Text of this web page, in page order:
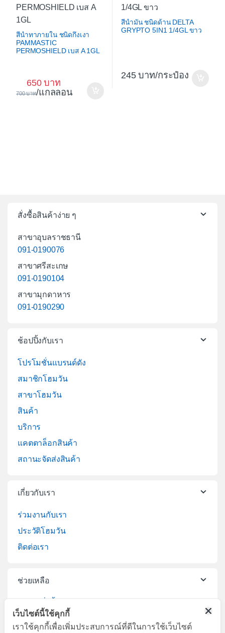
สีน้ำทาภายใน ชนิดกึ่งเงา
PAMMASTIC
PERMOSHIELD เบส A 1GL
650
700 /แกลลอน
สีน้ำมัน ชนิดด้าน DELTA
GRYPTO 5IN1 1/4GL ขาว
245 /กระป๋อง
สั่งซื้อสินค้าง่าย ๆ
สาขาอุบลราชธานี
091-0190076
สาขาศรีสะเกษ
091-0190104
สาขามุกดาหาร
091-0190290
ช้อปปิ้งกับเรา
โปรโมชั่นแบรนด์ดัง
สมาชิกโฮมวัน
สาขาโฮมวัน
สินค้า
บริการ
แคตตาล็อกสินค้า
สถานะจัดส่งสินค้า
เกี่ยวกับเรา
ร่วมงานกับเรา
ประวัติโฮมวัน
ติดต่อเรา
ช่วยเหลือ
บริการจัดส่งสินค้า
เว็บไซต์นี้ใช้คุกกี้
เราใช้คุกกี้เพื่อเพิ่มประสบการณ์ที่ดีในการใช้เว็บไซต์